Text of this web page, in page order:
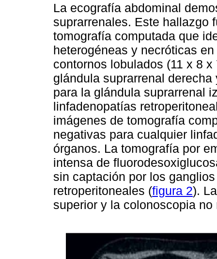
La ecografía abdominal
suprarrenales. Este hallazgo
tomografía computada que
heterogéneas y necróticas
contornos lobulados (11 x 8
glándula suprarrenal
para la glándula suprarrenal
linfadenopatías
imágenes de tomografía
negativas para cualquier
órganos. La tomografía por
intensa de
sin captación por los
retroperitoneales (figura 2).
superior y la colonoscopia